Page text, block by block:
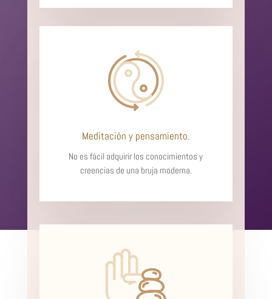
Meditación y pensamiento.
No es fácil adquirir los conocimientos y
creencias de una bruja moderna.